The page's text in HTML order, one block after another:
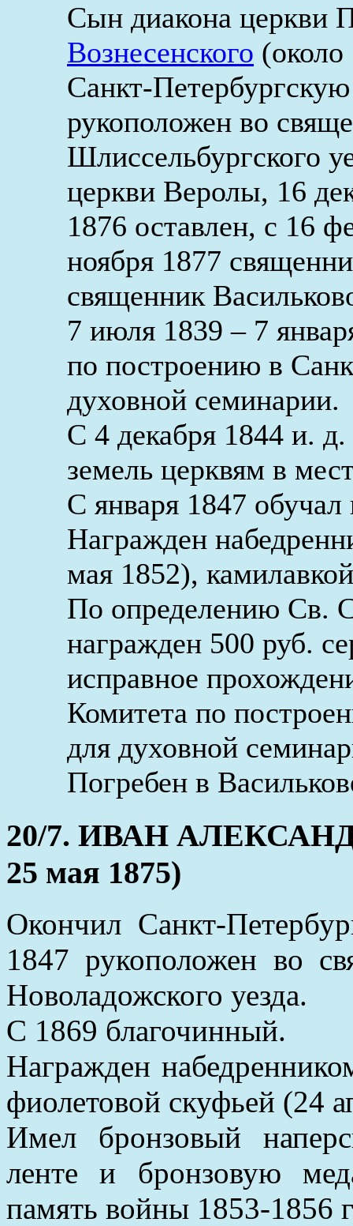
Сын диакона церкви
Вознесенского
Санкт-
рукоположен во
Шлиссельбургского
церкви Веролы, 16
1876 оставлен, с 16
ноября 1877
священник
7 июля 1839 – 7
по построению в
духовной семинарии.
С 4 декабря 1844 и.
земель церквям в
С января 1847 обучал
Награжден
мая 1852),
По определению Св.
награжден 500 руб.
исправное
Комитета по
для духовной
Погребен в
20/7. ИВАН
25 мая 1875)
Окончил Санкт-
1847 рукоположен во
Новоладожского уезда.
С 1869 благочинный.
Награжден
фиолетовой скуфьей (24
Имел бронзовый
ленте и бронзовую
память войны 1853-1856